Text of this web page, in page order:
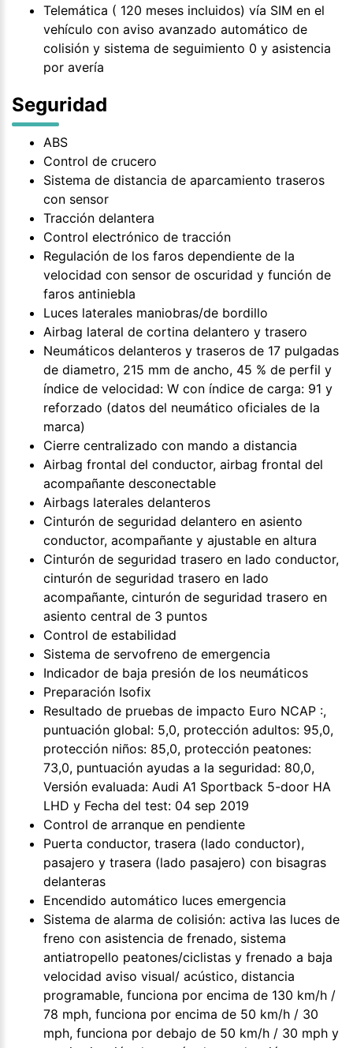
Telemática ( 120 meses incluidos) vía SIM en el
vehículo con aviso avanzado automático de
colisión y sistema de seguimiento 0 y asistencia
por avería
Seguridad
ABS
Control de crucero
Sistema de distancia de aparcamiento traseros
con sensor
Tracción delantera
Control electrónico de tracción
Regulación de los faros dependiente de la
velocidad con sensor de oscuridad y función de
faros antiniebla
Luces laterales maniobras/de bordillo
Airbag lateral de cortina delantero y trasero
Neumáticos delanteros y traseros de 17 pulgadas
de diametro, 215 mm de ancho, 45 % de perfil y
índice de velocidad: W con índice de carga: 91 y
reforzado (datos del neumático oficiales de la
marca)
Cierre centralizado con mando a distancia
Airbag frontal del conductor, airbag frontal del
acompañante desconectable
Airbags laterales delanteros
Cinturón de seguridad delantero en asiento
conductor, acompañante y ajustable en altura
Cinturón de seguridad trasero en lado conductor,
cinturón de seguridad trasero en lado
acompañante, cinturón de seguridad trasero en
asiento central de 3 puntos
Control de estabilidad
Sistema de servofreno de emergencia
Indicador de baja presión de los neumáticos
Preparación Isofix
Resultado de pruebas de impacto Euro NCAP :,
puntuación global: 5,0, protección adultos: 95,0,
protección niños: 85,0, protección peatones:
73,0, puntuación ayudas a la seguridad: 80,0,
Versión evaluada: Audi A1 Sportback 5-door HA
LHD y Fecha del test: 04 sep 2019
Control de arranque en pendiente
Puerta conductor, trasera (lado conductor),
pasajero y trasera (lado pasajero) con bisagras
delanteras
Encendido automático luces emergencia
Sistema de alarma de colisión: activa las luces de
freno con asistencia de frenado, sistema
antiatropello peatones/ciclistas y frenado a baja
velocidad aviso visual/ acústico, distancia
programable, funciona por encima de 130 km/h /
78 mph, funciona por encima de 50 km/h / 30
mph, funciona por debajo de 50 km/h / 30 mph y